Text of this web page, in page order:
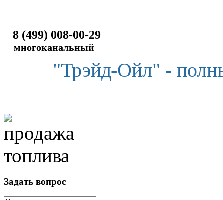
8 (499) 008-00-29
многоканальный
"Трэйд-Ойл" -
Задать вопрос